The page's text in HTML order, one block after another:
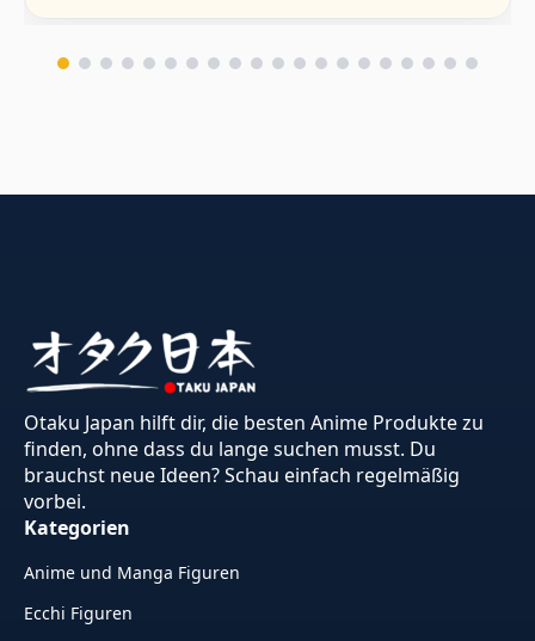
Otaku Japan hilft dir, die besten Anime Produkte zu
finden, ohne dass du lange suchen musst. Du
brauchst neue Ideen? Schau einfach regelmäßig
vorbei.
Kategorien
Anime und Manga Figuren
Ecchi Figuren